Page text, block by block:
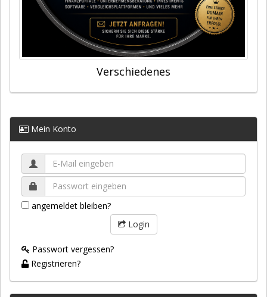
Verschiedenes
Mein Konto
angemeldet bleiben?
Login
Passwort vergessen?
Registrieren?